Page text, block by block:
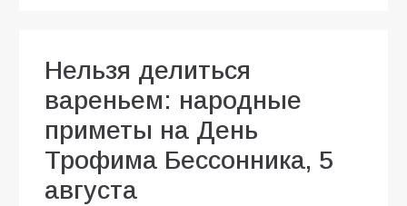
Нельзя делиться
вареньем: народные
приметы на День
Трофима Бессонника, 5
августа